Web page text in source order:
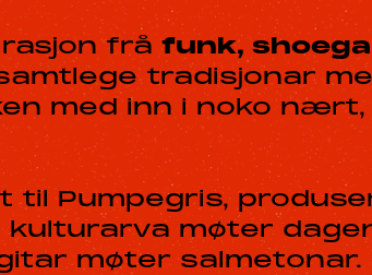
frå funk,
tradisjonar
med inn i noko
til Pumpegris,
kulturarva møter
møter salmetonar.